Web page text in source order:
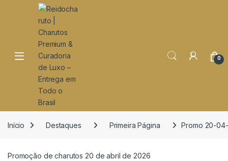
Open 0
Início Destaques Primeira Página Promo 20-
Promoção de charutos 20 de abril de 2026